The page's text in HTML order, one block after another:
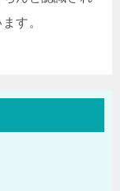
す。